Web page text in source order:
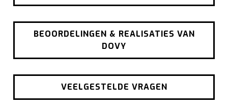
BEOORDELINGEN & REALISATIES VAN
DOVY
VEELGESTELDE VRAGEN